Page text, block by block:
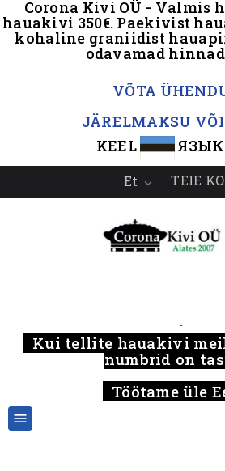
Corona Kivi OÜ - Valmis
hauakivi 350€. Paekivist
kohaline graniidist
odavamad
VÕTA
JÄRELMAKSU
KEEL
ЯЗЫК
Et 
.
Kui tellite hauakivi
numbrid on
Töötame üle
